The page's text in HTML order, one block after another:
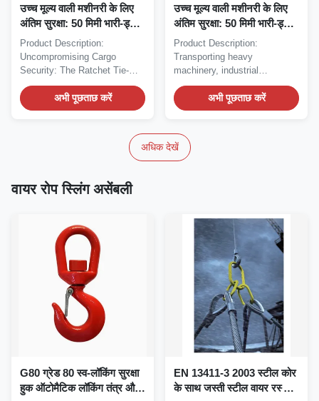
उच्च मूल्य वाली मशीनरी के लिए
अंतिम सुरक्षा: 50 मिमी भारी-ड्यूटी
लैशिंग बेल्ट
Product Description:
Uncompromising Cargo
Security: The Ratchet Tie-
Down Strap Re-engineered
for...
अभी पूछताछ करें
उच्च मूल्य वाली मशीनरी के लिए
अंतिम सुरक्षा: 50 मिमी भारी-ड्यूटी
लैशिंग बेल्ट
Product Description:
Transporting heavy
machinery, industrial
equipment, or construction
plant...
अभी पूछताछ करें
अधिक देखें
वायर रोप स्लिंग असेंबली
G80 ग्रेड 80 स्व-लॉकिंग सुरक्षा
हुक ऑटोमैटिक लॉकिंग तंत्र और
EN 13411-3 2003 स्टील कोर
के साथ जस्ती स्टील वायर रस्सी